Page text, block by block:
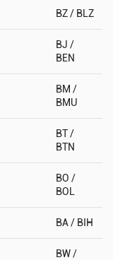
BZ / BLZ
BJ /
BEN
BM /
BMU
BT /
BTN
BO /
BOL
BA / BIH
BW /